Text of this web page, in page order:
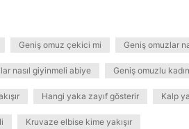
Geniş omuz çekici mi Geniş omuzlar
nasıl giyinmeli abiye Geniş omuzlu
Hangi yaka zayıf gösterir Kalp
Kruvaze elbise kime yakışır